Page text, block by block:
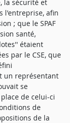
la sécurité et
l'entreprise, afin
; que le SPAF
santé,
étaient
par le CSE, que
un représentant
se
de celui-ci
de
de la